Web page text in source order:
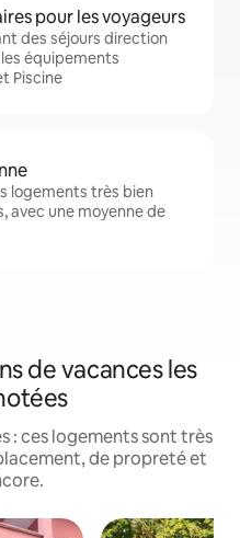
pour les voyageurs
des séjours direction
équipements
Piscine
logements très bien
avec une moyenne de
de vacances les
: ces logements sont très
de propreté et